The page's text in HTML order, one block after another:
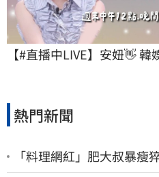
【#直播中LIVE】安妞👋
熱門新聞
「料理網紅」肥大叔暴